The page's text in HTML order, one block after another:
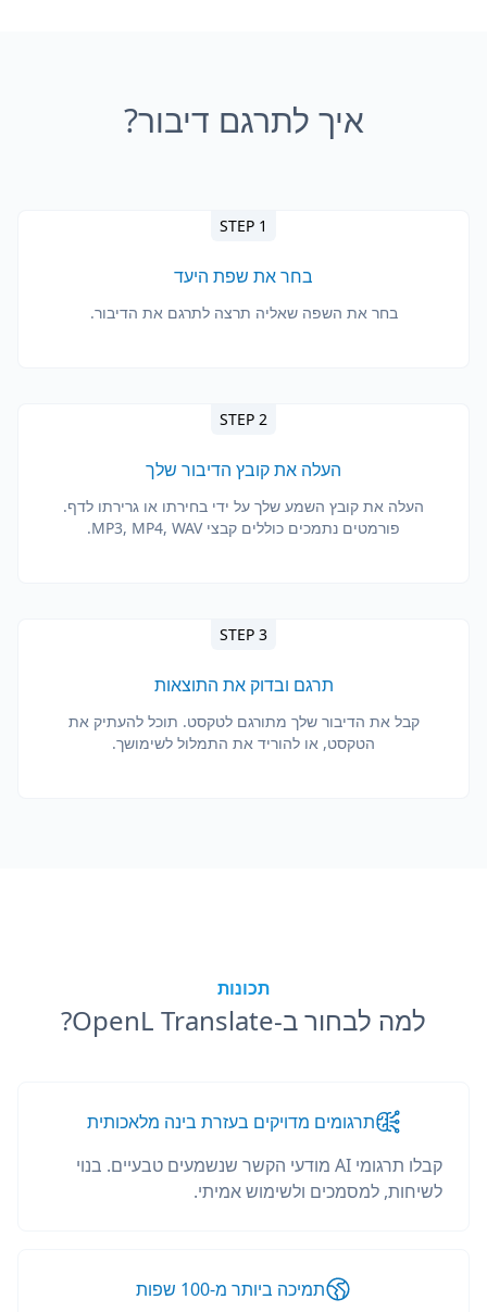
איך לתרגם דיבור?
STEP 1
בחר את שפת היעד
בחר את השפה שאליה תרצה לתרגם את הדיבור.
STEP 2
העלה את קובץ הדיבור שלך
העלה את קובץ השמע שלך על ידי בחירתו או גרירתו לדף.
פורמטים נתמכים כוללים קבצי MP3, MP4, WAV.
STEP 3
תרגם ובדוק את התוצאות
קבל את הדיבור שלך מתורגם לטקסט. תוכל להעתיק את
הטקסט, או להוריד את התמלול לשימושך.
תכונות
למה לבחור ב-OpenL Translate?
תרגומים מדויקים בעזרת בינה מלאכותית
קבלו תרגומי AI מודעי הקשר שנשמעים טבעיים. בנוי
לשיחות, למסמכים ולשימוש אמיתי.
תמיכה ביותר מ-100 שפות